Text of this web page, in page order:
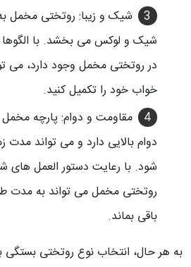
شیک و زیبا: روتختی مخمل
شیک و لوکس می بخشد. با
در روتختی مخمل وجود دارد، می
خواب خود را تکمیل کنید.
مقاومت و دوام: پارچه
دوام بالایی دارد و می تواند مدت
شود. با رعایت دستور العمل
روتختی مخمل می تواند به مدت
باقی بماند.
به هر حال، انتخاب نوع روتختی بستگی